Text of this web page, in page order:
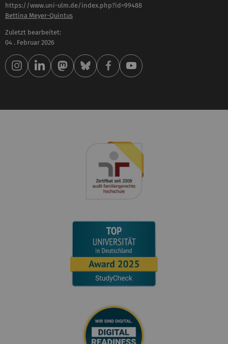
https://www.uni-ulm.de/index.php?id=99488
Bettina Meyer-Quintus
Zuletzt bearbeitet:
04 . Februar 2026